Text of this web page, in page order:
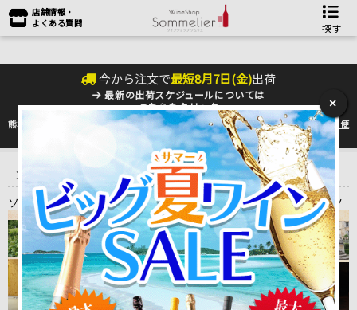
店舗情報・
よくある質問
探す
今から注文で最短8月7日(金)出荷
最新の出荷スケジュールについては
こちらをクリック
熊本地震の影響により九州への配送に遅れが生じております。最新情報は佐川急便
のHP
をご確認下さい。
こだわりワイン ＞ソムリエ訪問記 生産者の元へ訪れたイ
ンタビュー動画コンテンツ
ソムリエ訪問記 生産者の元へ訪れたインタビュー動画コンテンツ
×